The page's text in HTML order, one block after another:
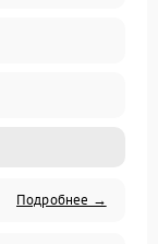
Подробнее →